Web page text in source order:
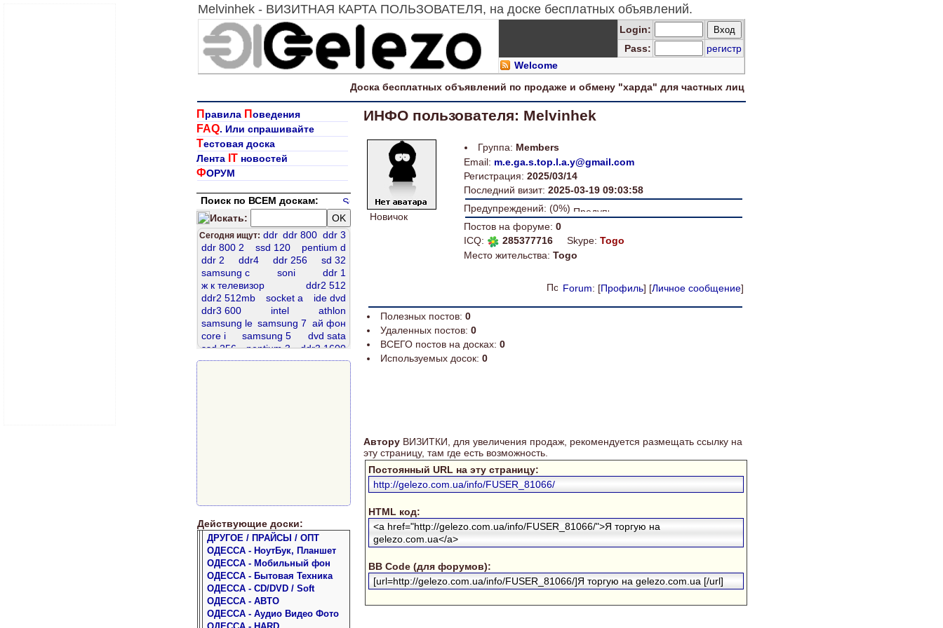
Melvinhek - ВИЗИТНАЯ КАРТА ПОЛЬЗОВАТЕЛЯ, на доске бесплатных объявлений.
Login:
Pass:
регистр
Welcome
Доска бесплатных объявлений по продаже и обмену "харда" для частных лиц
П равила Поведения
FAQ. Или спрашивайте
Тестовая доска
Лента ITновостей
ФОРУМ
Поиск по ВСЕМ доскам:
Искать:
Сегодня ищут: ddr ddr 800 ddr 3
ddr 800 2
ssd 120
pentium d
ddr 2
ddr4 ddr 256
sd 32
samsung c
soni
ddr 1
ж к телевизор
ddr2 512
ddr2 512mb
socket а
ide dvd
ddr3 600
intel
athlon
samsung le samsung 7 ай фон
core i
samsung 5
dvd sata
ssd 256
pentium 3
ddr3 1600
ddr2
ddr 8gb
ddr 2gb
Действующие доски:
ДРУГОЕ / ПРАЙСЫ / ОПТ
ОДЕССА - НоутБук, Планшет
ОДЕССА - Мобильный фон
ОДЕССА - Бытовая Техника
ОДЕССА - CD/DVD / Soft
ОДЕССА - АВТО
ОДЕССА - Аудио Видео Фото
ИНФО пользователя: Melvinhek
Новичок
Группа: Members
Email: m.e.ga.s.top.l.a.y@gmail.com
Регистрация: 2025/03/14
Последний визит: 2025-03-19 09:03:58
Предупреждений: (0%)
Постов на форуме: 0
ICQ:
285377716Skype: Togo
Место жительства: Togo
Forum: [Профиль] [Личное сообщение]
Полезных постов: 0
Удаленных постов: 0
ВСЕГО постов на досках: 0
Используемых досок: 0
АвторуВИЗИТКИ, для увеличения продаж, рекомендуется размещать ссылку на
эту страницу, там где есть возможность.
Постоянный URL на эту страницу:
http://gelezo.com.ua/info/FUSER_81066/
HTML код:
<a href="http://gelezo.com.ua/info/FUSER_81066/">Я торгую на
gelezo.com.ua</a>
BB Code (для форумов):
[url=http://gelezo.com.ua/info/FUSER_81066/]Я торгую на gelezo.com.ua [/url]